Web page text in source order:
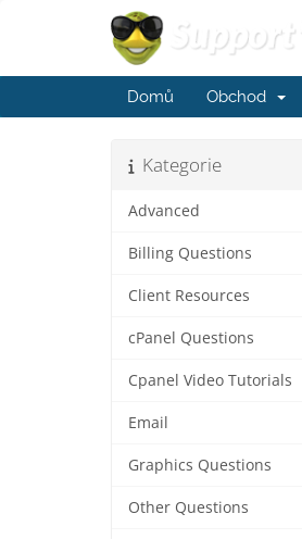
Domů Obchod
Kategorie
Advanced
Billing Questions
Client Resources
cPanel Questions
Cpanel Video Tutorials
Email
Graphics Questions
Other Questions